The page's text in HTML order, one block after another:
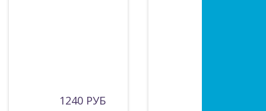
1240 РУБ